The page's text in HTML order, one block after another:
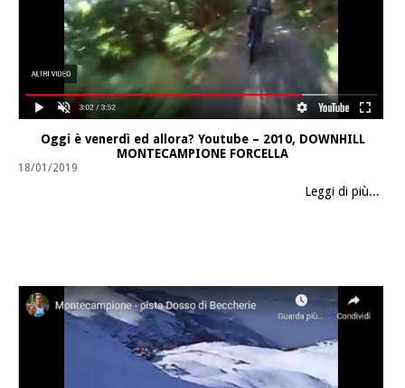
Oggi è venerdì ed allora? Youtube – 2010, DOWNHILL
MONTECAMPIONE FORCELLA
18/01/2019
Leggi di più...